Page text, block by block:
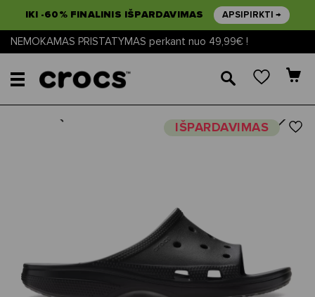
IKI -60% FINALINIS IŠPARDAVIMAS APSIPIRKTI →
NEMOKAMAS PRISTATYMAS perkant nuo 49,99€ !
🔎
IŠPARDAVIMASNext